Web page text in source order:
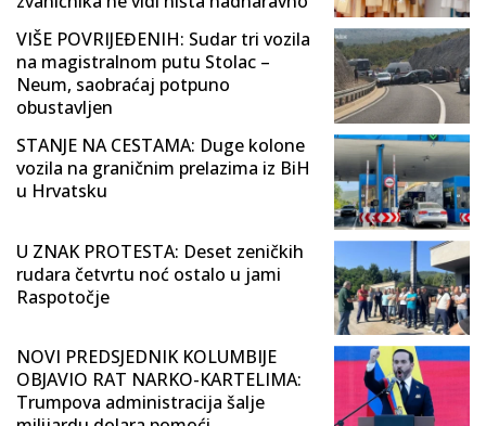
VIŠE POVRIJEĐENIH: Sudar tri vozila
na magistralnom putu Stolac –
Neum, saobraćaj potpuno
obustavljen
STANJE NA CESTAMA: Duge kolone
vozila na graničnim prelazima iz BiH
u Hrvatsku
U ZNAK PROTESTA: Deset zeničkih
rudara četvrtu noć ostalo u jami
Raspotočje
NOVI PREDSJEDNIK KOLUMBIJE
OBJAVIO RAT NARKO-KARTELIMA:
Trumpova administracija šalje